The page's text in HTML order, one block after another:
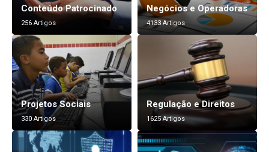
Conteúdo Patrocinado
256 Artigos
Negócios e Operadoras
4133 Artigos
Projetos Sociais
330 Artigos
Regulação e Direitos
1625 Artigos